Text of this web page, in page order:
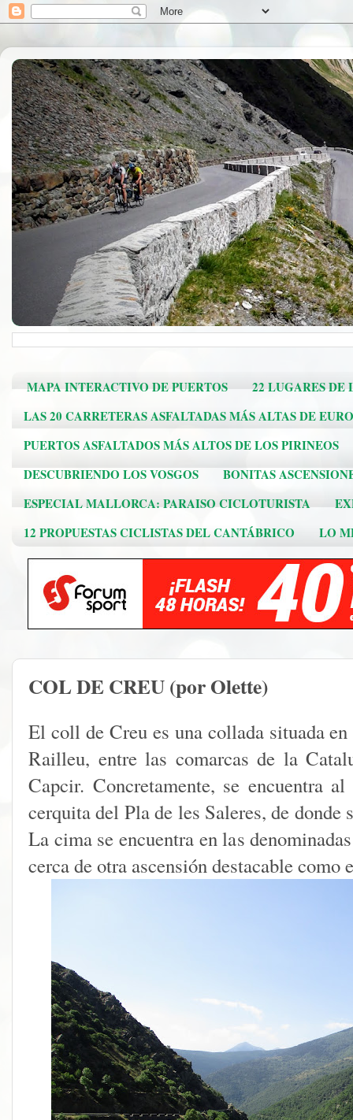
MAPA INTERACTIVO DE PUERTOS
22 LUGARES DE
LAS 20 CARRETERAS ASFALTADAS MÁS ALTAS DE
PUERTOS ASFALTADOS MÁS ALTOS DE LOS PIRINEOS
DESCUBRIENDO LOS VOSGOS
BONITAS
ESPECIAL MALLORCA: PARAISO CICLOTURISTA
12 PROPUESTAS CICLISTAS DEL CANTÁBRICO
LO
COL DE CREU (por Olette)
El coll de Creu es una collada situada
Railleu, entre las comarcas de la
Capcir. Concretamente, se encuentra
cerquita del Pla de les Saleres, de
La cima se encuentra en las
cerca de otra ascensión destacable como